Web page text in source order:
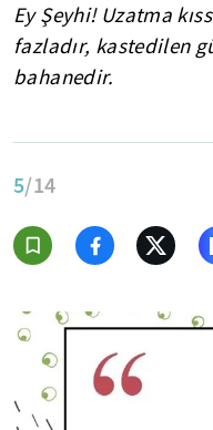
Ey Şeyhi! Uzatma
fazladır, kastedilen
bahanedir.
5/14